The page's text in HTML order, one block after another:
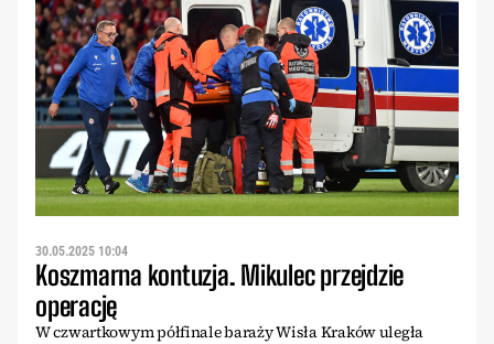
30.05.2025 10:04
Koszmarna kontuzja. Mikulec przejdzie
operację
W czwartkowym półfinale baraży Wisła Kraków uległa